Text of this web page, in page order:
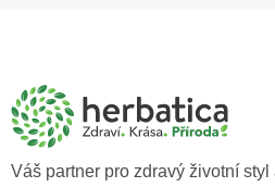
a
Váš partner pro zdravý životní styl